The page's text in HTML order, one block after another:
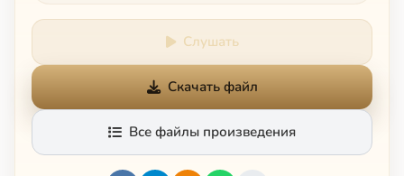
Слушать
Скачать файл
Все файлы произведения